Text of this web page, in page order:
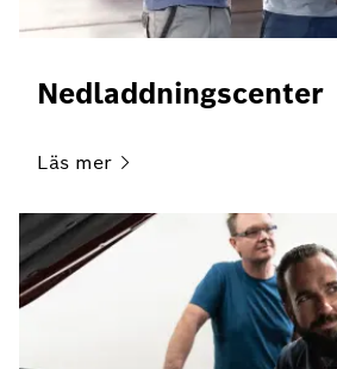
Nedladdningscenter
Läs mer